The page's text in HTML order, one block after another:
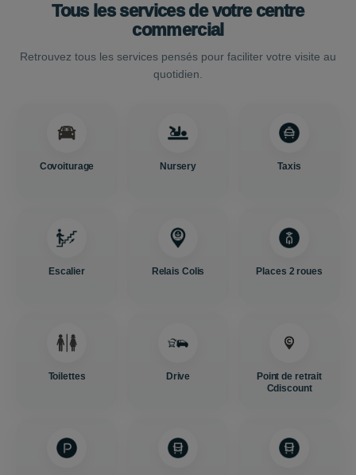
Tous les services de votre centre
commercial
Retrouvez tous les services pensés pour faciliter votre visite au
quotidien.
Covoiturage Nursery Taxis
Escalier Relais Colis Places 2 roues
Toilettes Drive
Point de retrait
Cdiscount